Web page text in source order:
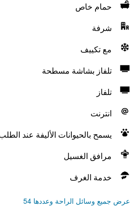
حمام خاص
شرفة
مع تكييف
تلفاز بشاشة مسطحة
تلفاز
انترنت
يسمح بالحيوانات الأليفة عند
مرافق الغسيل
خدمة الغرف
عرض جميع وسائل الراحة وعددها 54